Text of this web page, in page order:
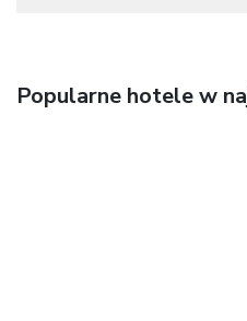
Popularne hotele w